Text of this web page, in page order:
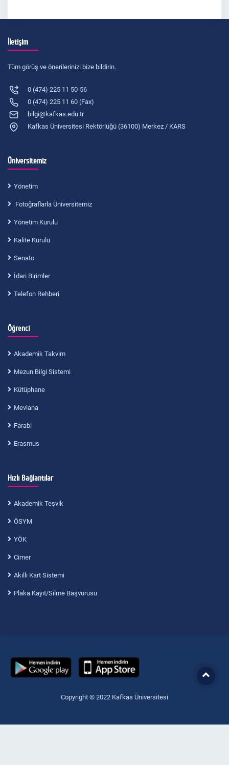
İletişim
Tüm görüş ve önerilerinizi bize bildirin.
0 (474) 225 11 50-56
0 (474) 225 11 60 (Fax)
bilgi@kafkas.edu.tr
Kafkas Üniversitesi Rektörlüğü (36100) Merkez / KARS
Üniversitemiz
Yönetim
Fotoğraflarla Üniversitemiz
Yönetim Kurulu
Kalite Kurulu
Senato
İdari Birimler
Telefon Rehberi
Öğrenci
Akademik Takvim
Mezun Bilgi Sistemi
Kütüphane
Mevlana
Farabi
Erasmus
Hızlı Bağlantılar
Akademik Teşvik
ÖSYM
YÖK
Cimer
Akıllı Kart Sistemi
Plaka Kayıt/Silme Başvurusu
Copyright © 2022 Kafkas Üniversitesi